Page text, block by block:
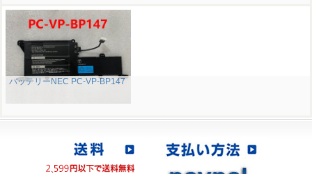
バッテリーNEC PC-VP-BP147